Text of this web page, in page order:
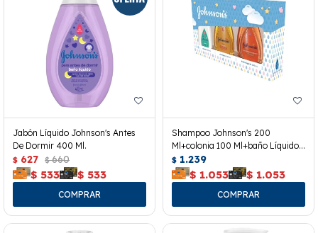
Jabón Líquido Johnson's Antes
De Dormir 400 Ml.
$ 627 $ 660
$ 533 $ 533
Shampoo Johnson's 200
Ml+colonia 100 Ml+baño Líquido
200 Ml.
$ 1.239
$ 1.053 $ 1.053